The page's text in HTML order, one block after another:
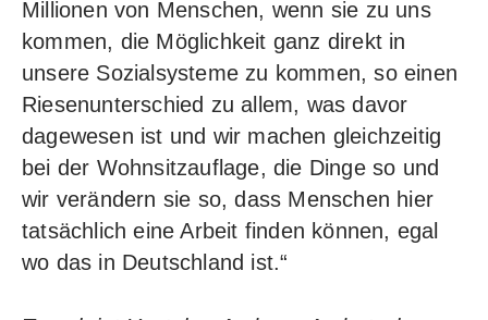
Millionen von Menschen, wenn sie zu uns
kommen, die Möglichkeit ganz direkt in
unsere Sozialsysteme zu kommen, so einen
Riesenunterschied zu allem, was davor
dagewesen ist und wir machen gleichzeitig
bei der Wohnsitzauflage, die Dinge so und
wir verändern sie so, dass Menschen hier
tatsächlich eine Arbeit finden können, egal
wo das in Deutschland ist.“